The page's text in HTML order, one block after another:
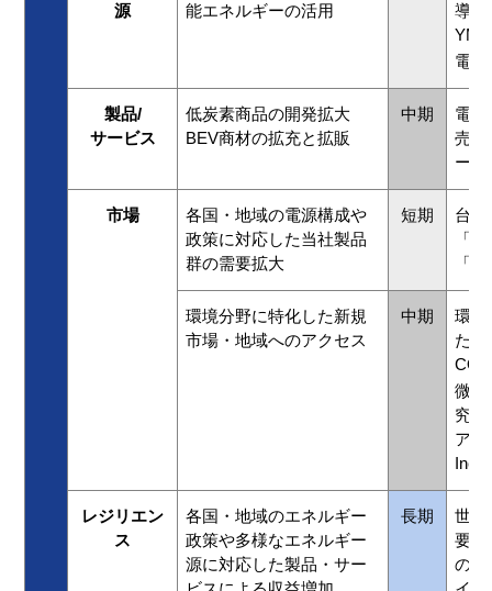
源
能エネルギーの活用
導入
電源
製品/
サービス
低炭素商品の開発拡大
BEV商材の拡充と拡販
中期
電動
売：
ーム
市場
各国・地域の電源構成や
政策に対応した当社製品
群の需要拡大
短期
台湾
「
「
環境分野に特化した新規
市場・地域へのアクセス
中期
環境
た自
CO
微生
究を
アッ
Inc
レジリエン
ス
各国・地域のエネルギー
政策や多様なエネルギー
源に対応した製品・サー
長期
世界
要増
の電